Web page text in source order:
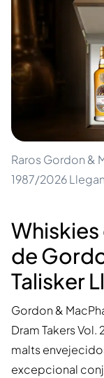
Raros Gordon &
1987/2026 Llegan
de
Talisker
Gordon &
Dram Takers
malts
excepcional